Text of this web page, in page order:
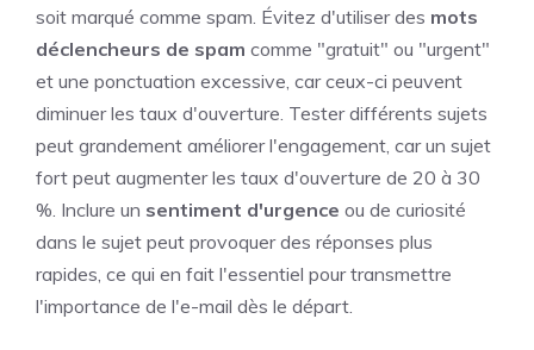
soit marqué comme spam. Évitez d'utiliser des mots
déclencheurs de spam comme "gratuit" ou "urgent"
et une ponctuation excessive, car ceux-ci peuvent
diminuer les taux d'ouverture. Tester différents sujets
peut grandement améliorer l'engagement, car un sujet
fort peut augmenter les taux d'ouverture de 20 à 30
%. Inclure un sentiment d'urgence ou de curiosité
dans le sujet peut provoquer des réponses plus
rapides, ce qui en fait l'essentiel pour transmettre
l'importance de l'e-mail dès le départ.